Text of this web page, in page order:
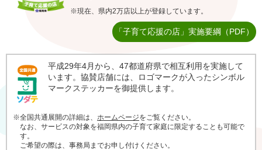
※現在、県内2万店以上が登録しています。
「子育て応援の店」実施要綱（PDF）
平成29年4月から、47都道府県で相互利用を実施して
います。協賛店舗には、ロゴマークが入ったシンボル
マークステッカーを御提供します。
※全国共通展開の詳細は、 ホームページをご覧ください。
なお、サービスの対象を福岡県内の子育て家庭に限定することも可能で
す。
ご希望の際は、事務局までお申し付けください。